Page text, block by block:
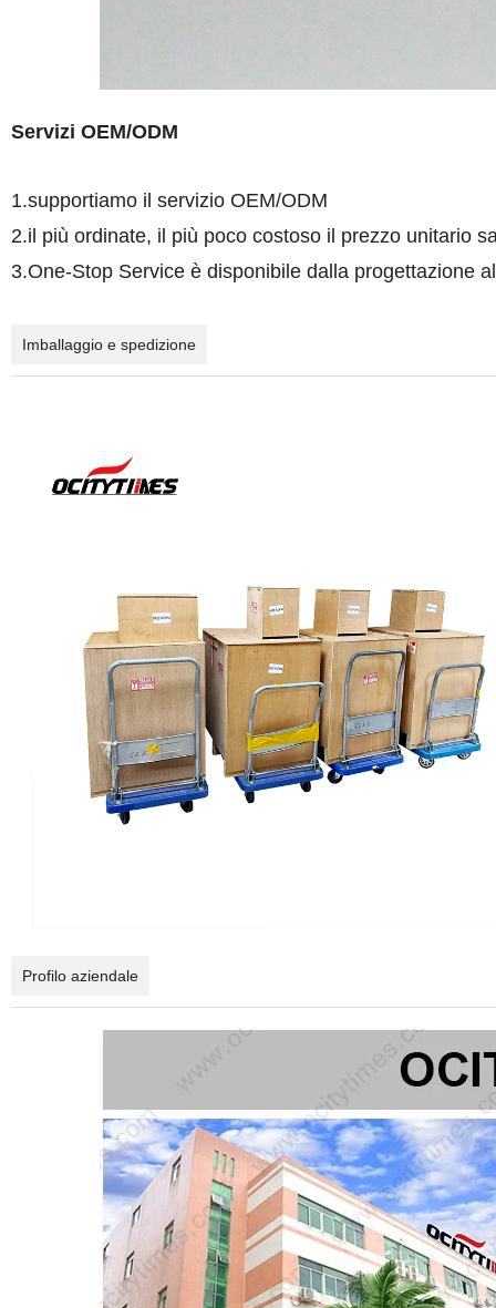
Servizi OEM/ODM
1.supportiamo il servizio OEM/ODM
2.il più ordinate, il più poco costoso il prezzo unitario
3.One-Stop Service è disponibile dalla progettazione
Imballaggio e spedizione
Profilo aziendale